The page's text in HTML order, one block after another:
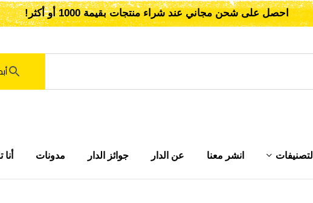
احصل على شحن مجاني عند شراء منتجات بقيمة 1000 أو أكثر!
التصنيفات انشر معنا عن الدار جوائز الدار مدونات أنا